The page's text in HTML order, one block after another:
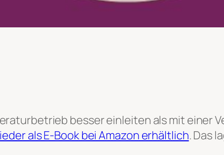
besser einleiten als mit einer
als E-Book bei Amazon erhältlich. Das